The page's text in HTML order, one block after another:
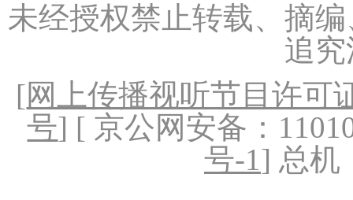
未经授权禁止转载、摘
追
[网上传播视听节目许可
号] [ 京公网安备：
号-1] 总机